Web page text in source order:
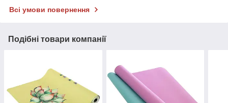
Всі умови повернення
Подібні товари компанії